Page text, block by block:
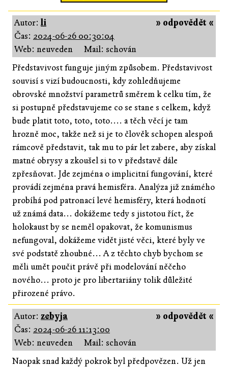
» odpovědět «
Autor:li
Čas: 2024-06-26 00:30:04
Web: neuveden
Mail: schován
Představivost funguje jiným způsobem. Představivost
souvisí s vizí budoucnosti, kdy zohledňujeme
obrovské množství parametrů směrem k celku tím, že
si postupně představujeme co se stane s celkem, když
bude platit toto, toto, toto.... a těch věcí je tam
hrozně moc, takže než si je to člověk schopen alespoň
rámcově představit, tak mu to pár let zabere, aby získal
matné obrysy a zkoušel si to v představě dále
zpřesňovat. Jde zejména o implicitní fungování, které
provádí zejména pravá hemisféra. Analýza již známého
probíhá pod patronací levé hemisféry, která hodnotí
už známá data... dokážeme tedy s jistotou říct, že
holokaust by se neměl opakovat, že komunismus
nefungoval, dokážeme vidět jisté věci, které byly ve
své podstatě zhoubné... A z těchto chyb bychom se
měli umět poučit právě při modelování něčeho
nového... proto je pro libertariány tolik důležité
přirozené právo.
» odpovědět «
Autor: zebyja
Čas: 2024-06-26 11:13:00
Web: neuveden
Mail: schován
Naopak snad každý pokrok byl předpovězen. Už jen